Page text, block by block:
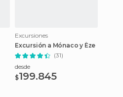
Excursiones
Excursión a Mónaco y Èze
(31)
desde
$199.845